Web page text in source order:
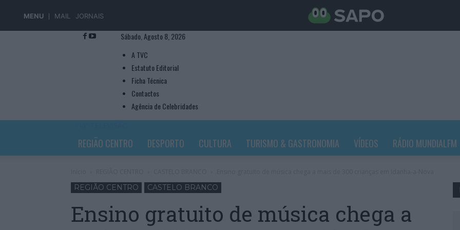
MENU MAIL JORNAIS
Sábado, Agosto 8, 2026
A TVC
Estatuto Editorial
Ficha Técnica
Contactos
Agência de Celebridades
REGIÃO CENTRO DESPORTO CULTURA TURISMO & GASTRONOMIA VÍDEOS RÁDIO MUNDIALFM
REGIÃO CENTRO CASTELO BRANCO
Ensino gratuito de música chega a